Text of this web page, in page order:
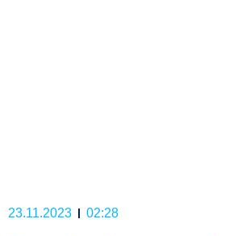
23.11.2023 02:28